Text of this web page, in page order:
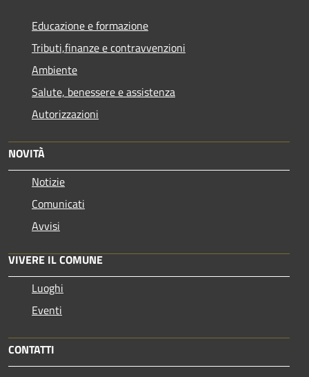
Educazione e formazione
Tributi,finanze e contravvenzioni
Ambiente
Salute, benessere e assistenza
Autorizzazioni
NOVITÀ
Notizie
Comunicati
Avvisi
VIVERE IL COMUNE
Luoghi
Eventi
CONTATTI